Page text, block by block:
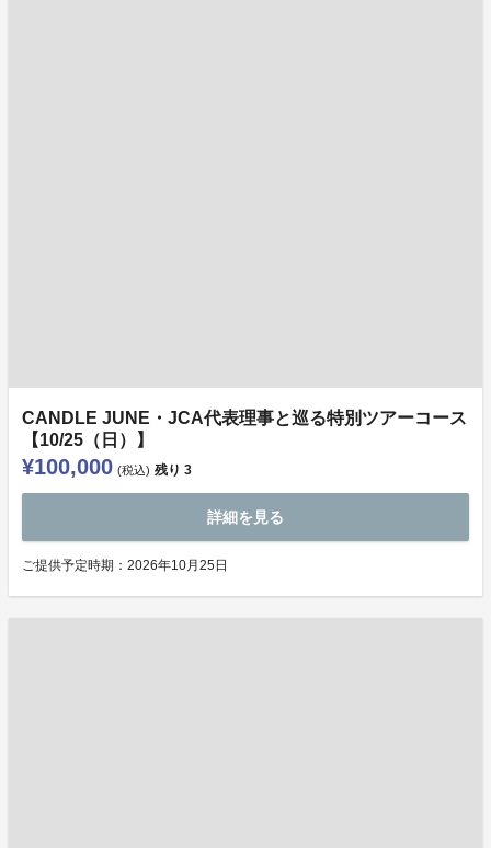
CANDLE JUNE・JCA代表理事と巡る特別ツアーコース
【10/25（日）】
¥100,000 (税込) 残り 3
詳細を見る
ご提供予定時期：2026年10月25日